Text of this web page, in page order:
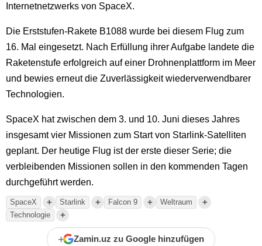
Internetnetzwerks von SpaceX.
Die Erststufen-Rakete B1088 wurde bei diesem Flug zum
16. Mal eingesetzt. Nach Erfüllung ihrer Aufgabe landete die
Raketenstufe erfolgreich auf einer Drohnenplattform im Meer
und bewies erneut die Zuverlässigkeit wiederverwendbarer
Technologien.
SpaceX hat zwischen dem 3. und 10. Juni dieses Jahres
insgesamt vier Missionen zum Start von Starlink-Satelliten
geplant. Der heutige Flug ist der erste dieser Serie; die
verbleibenden Missionen sollen in den kommenden Tagen
durchgeführt werden.
SpaceX + Starlink + Falcon 9 + Weltraum +
Technologie +
+ Zamin.uz zu Google hinzufügen